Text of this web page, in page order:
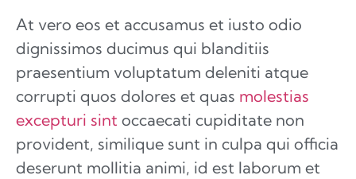
At vero eos et accusamus et iusto odio
dignissimos ducimus qui blanditiis
praesentium voluptatum deleniti atque
corrupti quos dolores et quas molestias
excepturi sint occaecati cupiditate non
provident, similique sunt in culpa qui officia
deserunt mollitia animi, id est laborum et